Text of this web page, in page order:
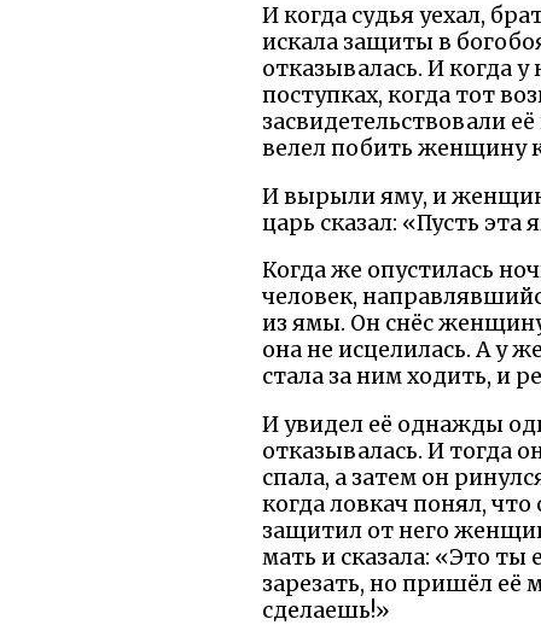
И когда судья уехал,
искала защиты в
отказывалась. И когда
поступках, когда тот
засвидетельствовали
велел побить женщину
И вырыли яму, и
царь сказал: «Пусть эта
Когда же опустилась
человек,
из ямы. Он снёс
она не исцелилась. А у
стала за ним ходить, и
И увидел её однажды
отказывалась. И тогда
спала, а затем он
когда ловкач понял,
защитил от него
мать и сказала: «Это ты
зарезать, но пришёл её
сделаешь!»